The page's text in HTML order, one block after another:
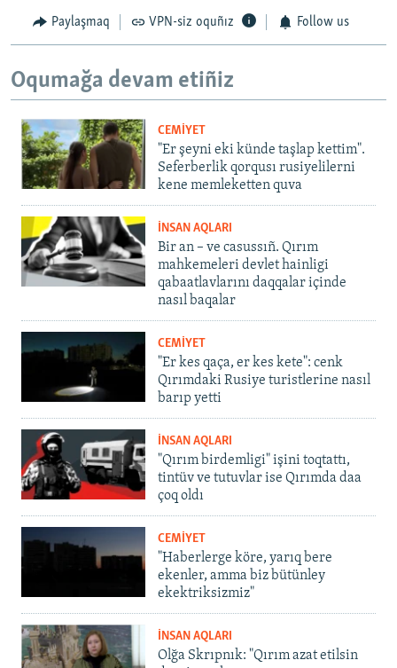
Paylaşmaq VPN-siz oquñız Follow us
Oqumağa devam etiñiz
CEMİYET
"Er şeyni eki künde taşlap kettim".
Seferberlik qorqusı rusiyelilerni
kene memleketten quva
İNSAN AQLARI
Bir an – ve casussıñ. Qırım
mahkemeleri devlet hainligi
qabaatlavlarını daqqalar içinde
nasıl baqalar
CEMİYET
"Er kes qaça, er kes kete": cenk
Qırımdaki Rusiye turistlerine nasıl
barıp yetti
İNSAN AQLARI
"Qırım birdemligi" işini toqtattı,
tintüv ve tutuvlar ise Qırımda daa
çoq oldı
CEMİYET
"Haberlerge köre, yarıq bere
ekenler, amma biz bütünley
ekektriksizmiz"
İNSAN AQLARI
Olğa Skrıpnık: "Qırım azat etilsin